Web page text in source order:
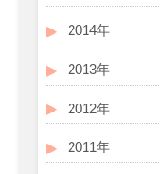
2014年
2013年
2012年
2011年